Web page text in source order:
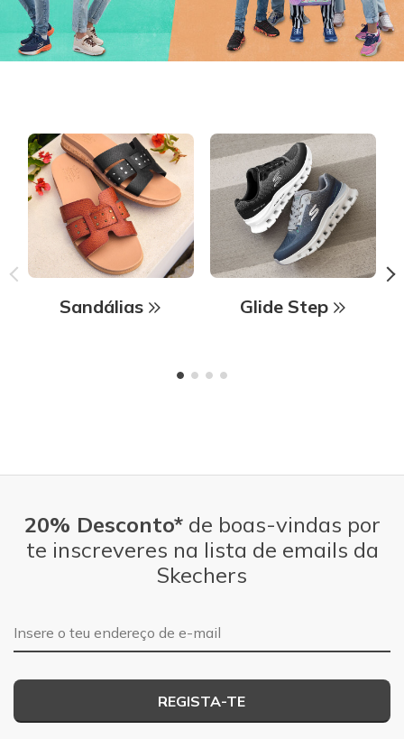
Sandálias Glide Step
20% Desconto*de boas-vindas por
te inscreveres na lista de emails da
Skechers
Endereço de e-mail
REGISTA-TE